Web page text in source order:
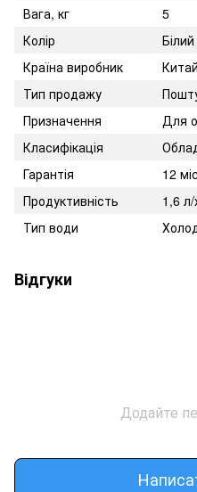
Вага, кг
5
Колір
Білий
Країна виробник
Китай
Тип продажу
Призначення
Для
Класифікація
Гарантія
12 міс
Продуктивність
1,6 л/
Тип води
Відгуки
Додайте